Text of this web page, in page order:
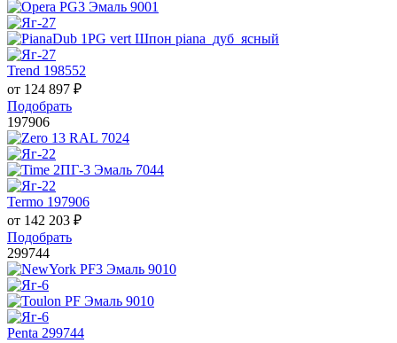
Trend 198552
от 124 897 ₽
Подобрать
197906
Termo 197906
от 142 203 ₽
Подобрать
299744
Penta 299744